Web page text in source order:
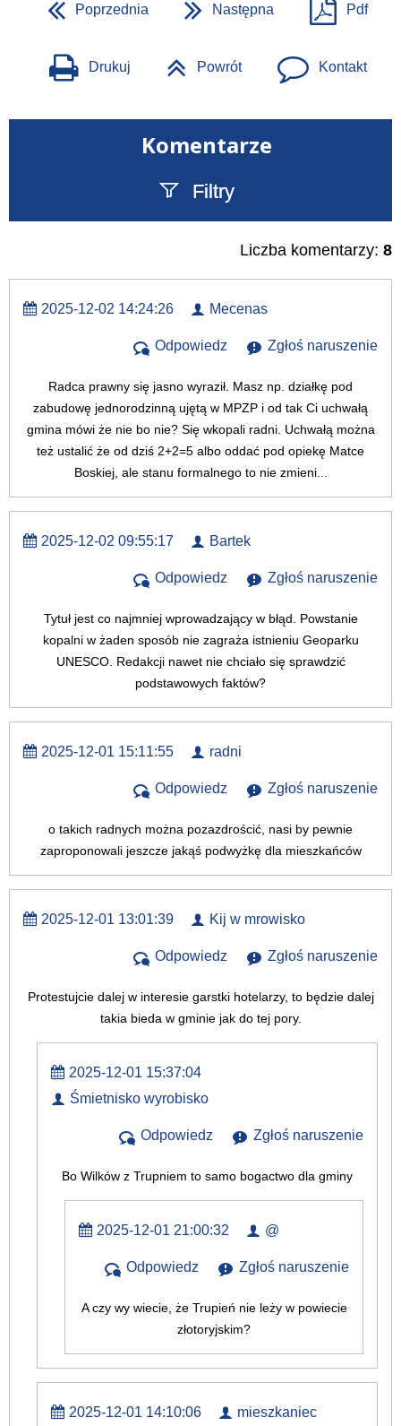
Poprzednia Następna Pdf
Drukuj Powrót Kontakt
Komentarze
Filtry
Liczba komentarzy: 8
2025-12-02 14:24:26 Mecenas
Odpowiedz Zgłoś naruszenie
Radca prawny się jasno wyraził. Masz np. działkę pod
zabudowę jednorodzinną ujętą w MPZP i od tak Ci uchwałą
gmina mówi że nie bo nie? Się wkopali radni. Uchwałą można
też ustalić że od dziś 2+2=5 albo oddać pod opiekę Matce
Boskiej, ale stanu formalnego to nie zmieni...
2025-12-02 09:55:17 Bartek
Odpowiedz Zgłoś naruszenie
Tytuł jest co najmniej wprowadzający w błąd. Powstanie
kopalni w żaden sposób nie zagraża istnieniu Geoparku
UNESCO. Redakcji nawet nie chciało się sprawdzić
podstawowych faktów?
2025-12-01 15:11:55 radni
Odpowiedz Zgłoś naruszenie
o takich radnych można pozazdrościć, nasi by pewnie
zaproponowali jeszcze jakąś podwyżkę dla mieszkańców
2025-12-01 13:01:39 Kij w mrowisko
Odpowiedz Zgłoś naruszenie
Protestujcie dalej w interesie garstki hotelarzy, to będzie dalej
takia bieda w gminie jak do tej pory.
2025-12-01 15:37:04
Śmietnisko wyrobisko
Odpowiedz Zgłoś naruszenie
Bo Wilków z Trupniem to samo bogactwo dla gminy
2025-12-01 21:00:32 @
Odpowiedz Zgłoś naruszenie
A czy wy wiecie, że Trupień nie leży w powiecie
złotoryjskim?
2025-12-01 14:10:06 mieszkaniec